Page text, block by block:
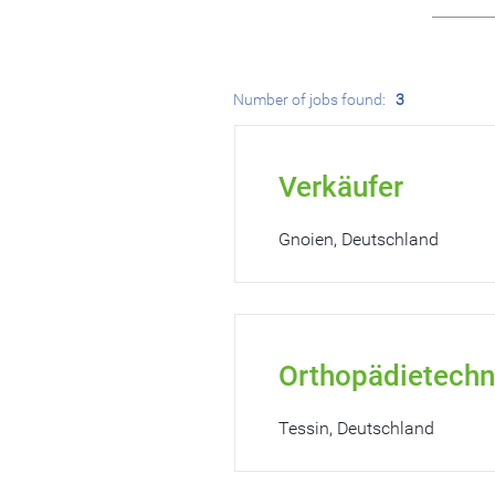
Number of jobs found: 3
Verkäufer
Gnoien, Deutschland
Tessin, Deutschland